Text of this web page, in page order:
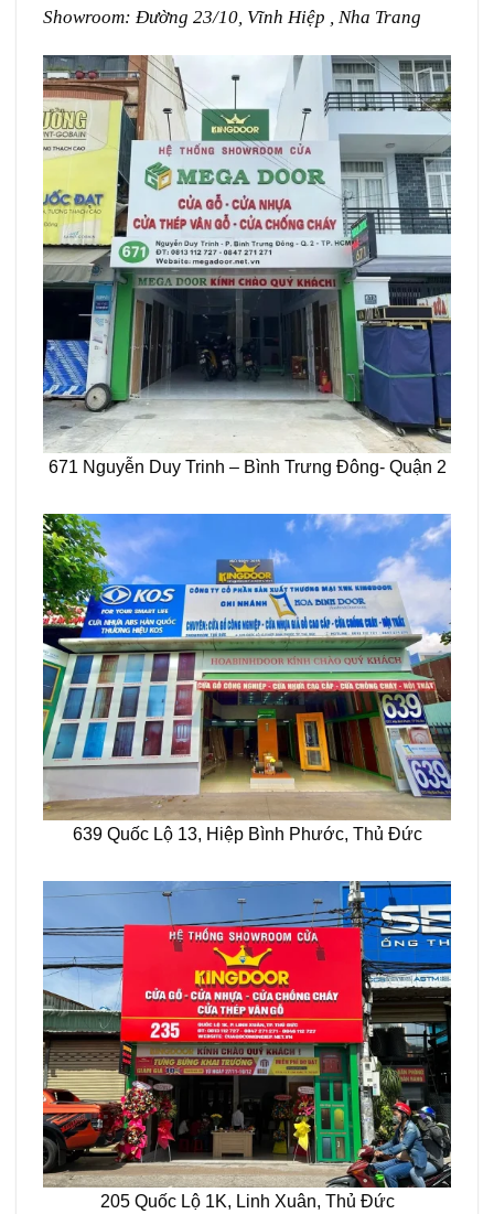
Showroom: Đường 23/10, Vĩnh Hiệp , Nha Trang
671 Nguyễn Duy Trinh – Bình Trưng Đông- Quận 2
639 Quốc Lộ 13, Hiệp Bình Phước, Thủ Đức
205 Quốc Lộ 1K, Linh Xuân, Thủ Đức